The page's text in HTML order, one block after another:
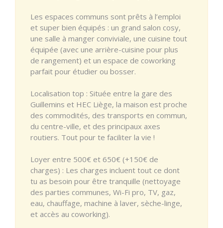
Les espaces communs sont prêts à l’emploi
et super bien équipés : un grand salon cosy,
une salle à manger conviviale, une cuisine tout
équipée (avec une arrière-cuisine pour plus
de rangement) et un espace de coworking
parfait pour étudier ou bosser.
Localisation top : Située entre la gare des
Guillemins et HEC Liège, la maison est proche
des commodités, des transports en commun,
du centre-ville, et des principaux axes
routiers. Tout pour te faciliter la vie !
Loyer entre 500€ et 650€ (+150€ de
charges) : Les charges incluent tout ce dont
tu as besoin pour être tranquille (nettoyage
des parties communes, Wi-Fi pro, TV, gaz,
eau, chauffage, machine à laver, sèche-linge,
et accès au coworking).